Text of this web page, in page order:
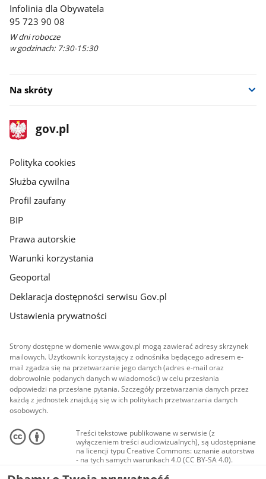
Infolinia dla Obywatela
95 723 90 08
W dni robocze
w godzinach: 7:30-15:30
Na skróty
stopka
gov.pl
Strona
gov.pl
gov.pl
Polityka cookies
Służba cywilna
Profil zaufany
BIP
Prawa autorskie
Warunki korzystania
Geoportal
Deklaracja dostępności serwisu Gov.pl
Ustawienia prywatności
Strony dostępne w domenie www.gov.pl mogą zawierać adresy skrzynek
mailowych. Użytkownik korzystający z odnośnika będącego adresem e-
mail zgadza się na przetwarzanie jego danych (adres e-mail oraz
dobrowolnie podanych danych w wiadomości) w celu przesłania
odpowiedzi na przesłane pytania. Szczegóły przetwarzania danych przez
każdą z jednostek znajdują się w ich politykach przetwarzania danych
osobowych.
Treści tekstowe publikowane w serwisie (z
wyłączeniem treści audiowizualnych), są udostępniane
na licencji typu Creative Commons: uznanie autorstwa
- na tych samych warunkach 4.0 (CC BY-SA 4.0).
Materiały audiowizualne, w tym zdjęcia, materiały